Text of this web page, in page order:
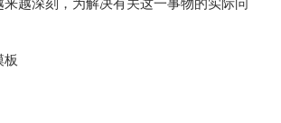
板